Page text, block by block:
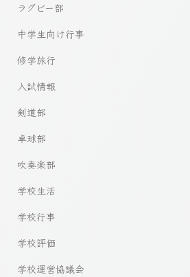
ラグビー部
中学生向け行事
修学旅行
入試情報
剣道部
卓球部
吹奏楽部
学校生活
学校行事
学校評価
学校運営協議会